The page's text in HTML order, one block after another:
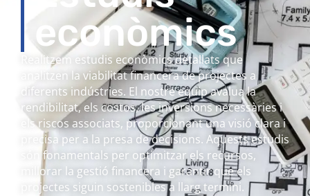
econòmics
Realitzem estudis econòmics detallats que
analitzen la viabilitat financera de projectes a
diferents indústries. El nostre equip avalua la
rendibilitat, els costos, les inversions necessàries i
els riscos associats, proporcionant una visió clara i
precisa per a la presa de decisions. Aquests estudis
són fonamentals per optimitzar els recursos,
millorar la gestió financera i garantir que els
projectes siguin sostenibles a llarg termini.